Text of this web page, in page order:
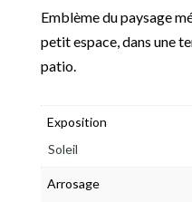
Emblème du paysage
petit espace, dans une
patio.
Exposition
Soleil
Arrosage